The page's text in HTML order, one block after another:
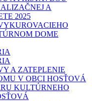
A
2025
DOME
A ZATEPLENIE
V OBCI HOSŤOVÁ
KULTÚRNEHO